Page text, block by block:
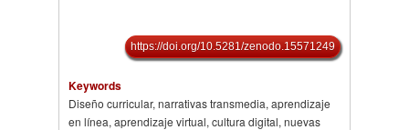
https://doi.org/10.5281/zenodo.15571249
Keywords
Diseño curricular, narrativas transmedia, aprendizaje
en línea, aprendizaje virtual, cultura digital, nuevas